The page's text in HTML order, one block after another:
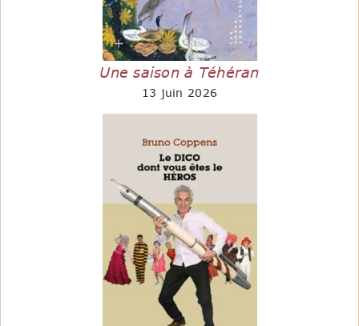
Une saison à Téhéran
13 juin 2026